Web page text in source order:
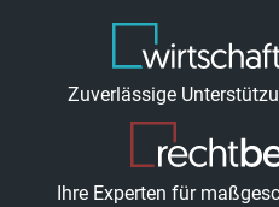
Zuverlässige
Ihre Experten für